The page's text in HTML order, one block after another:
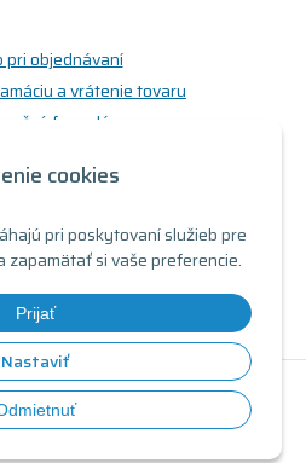
cookies
pri poskytovaní služieb pre
zapamätať si vaše preferencie.
Prijať
Nastaviť
pri objednávaní
a vrátenie tovaru
formulár
podmienky
možnosti platby
stavy produktov
•tvorba eshopu cez UNIobchod
WEBYGROUP